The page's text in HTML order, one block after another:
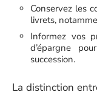
Conservez les
livrets,
Informez vos
d’épargne
succession.
La distinction